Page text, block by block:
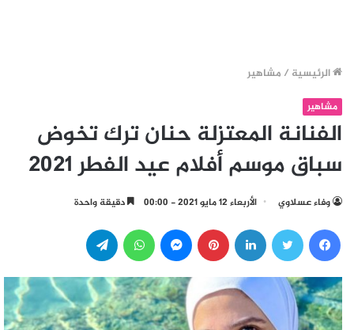
الرئيسية / مشاهير
مشاهير
الفنانة المعتزلة حنان ترك تخوض
سباق موسم أفلام عيد الفطر 2021
وفاء عسلاوي الأربعاء 12 مايو 2021 - 00:00 دقيقة واحدة